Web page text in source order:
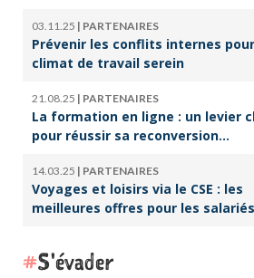
03.11.25 | PARTENAIRES
Prévenir les conflits internes
climat de travail serein
21.08.25 | PARTENAIRES
La formation en ligne : un levier
pour réussir sa reconversion
14.03.25 | PARTENAIRES
Voyages et loisirs via le CSE : les
meilleures offres pour les salariés
S'évader